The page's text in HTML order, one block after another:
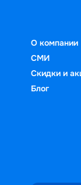
О компании
СМИ
Скидки и
Блог